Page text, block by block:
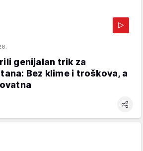
genijalan trik za
Bez klime i troškova, a